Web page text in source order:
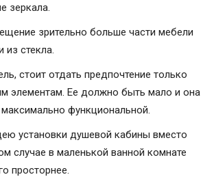
зеркала.
зрительно больше части мебели
из стекла.
стоит отдать предпочтение только
элементам. Ее должно быть мало и она
функциональной.
установки душевой кабины вместо
случае в маленькой ванной комнате
просторнее.